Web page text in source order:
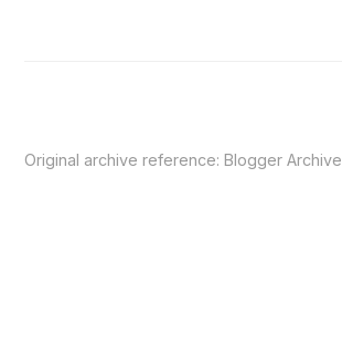
Original archive reference:Blogger Archive